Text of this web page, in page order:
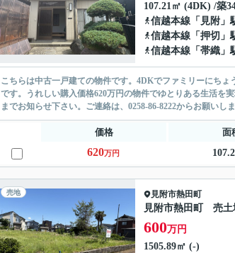
107.21㎡ (4DK) /築
信越本線 「 見附 」
信越本線 「 押切 」
信越本線 「 帯織 」
こちらは中古一戸建ての物件です。4DKでファミリーにち
です。うれしい購入価格620万円の物件でゆとりある生活を
までお知らせ下さい。ご連絡は、0258-86-8222からお願い
価格 面
620万円
売地 見附市熱田町
見附市熱田町 売土
600万円
1505.89㎡ (-)